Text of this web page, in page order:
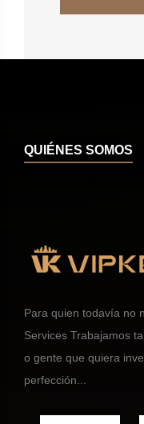
QUIÉNES SOMOS
Para quien todavía no
Services Trabajamos
o gente que quiera
perfección...